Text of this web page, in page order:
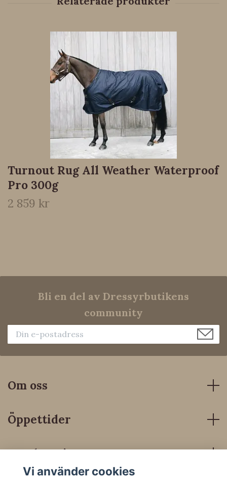
Turnout Rug All Weather Waterproof
Pro 300g
2 859 kr
Bli en del av Dressyrbutikens
community
Om oss
Öppettider
Kundservice
Vi använder cookies